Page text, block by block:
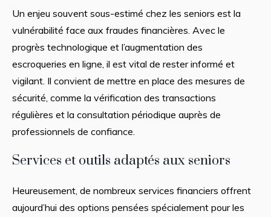
Un enjeu souvent sous-estimé chez les seniors est la
vulnérabilité face aux fraudes financières. Avec le
progrès technologique et l’augmentation des
escroqueries en ligne, il est vital de rester informé et
vigilant. Il convient de mettre en place des mesures de
sécurité, comme la vérification des transactions
régulières et la consultation périodique auprès de
professionnels de confiance.
Services et outils adaptés aux seniors
Heureusement, de nombreux services financiers offrent
aujourd’hui des options pensées spécialement pour les